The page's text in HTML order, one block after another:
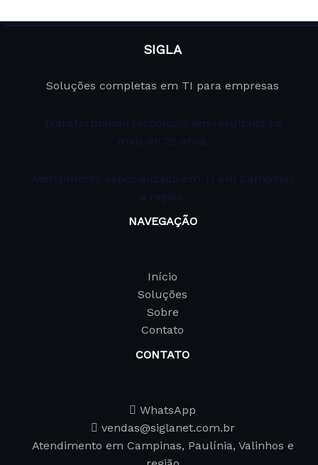
SIGLA
Soluções completas em TI para empresas
Transformando tecnologia em resultado há
mais de 25 anos.
Atendimento especializado em TI em Campinas
e região.
NAVEGAÇÃO
Início
Soluções
Sobre
Contato
CONTATO
WhatsApp
vendas@siglanet.com.br
Atendimento em Campinas, Paulínia, Valinhos e